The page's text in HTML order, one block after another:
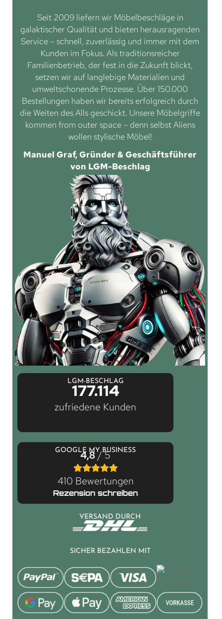
Seit 2009 liefern wir Möbelbeschläge in
galaktischer Qualität und bieten herausragenden
Service – schnell, zuverlässig und immer mit dem
Kunden im Fokus. Als traditionsreicher
Familienbetrieb, der fest in die Zukunft blickt,
setzen wir auf langlebige Materialien und
umweltschonende Prozesse. Über 150.000
Bestellungen haben wir bereits erfolgreich durch
die Weiten des Alls geschickt. Unsere Möbelgriffe
kommen from outer space – denn selbst Aliens
wollen stylische Möbel!
Manuel Graf, Gründer & Geschäftsführer
von LGM-Beschlag
LGM-BESCHLAG
177.114
zufriedene Kunden
GOOGLE MY BUSINESS
4,8/ 5
410 Bewertungen
Rezension schreiben
VERSAND DURCH
SICHER BEZAHLEN MIT